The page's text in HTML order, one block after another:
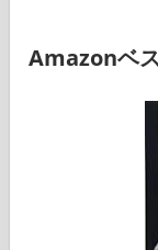
Amazonベ